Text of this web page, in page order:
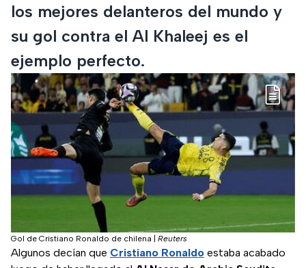
los mejores delanteros del mundo y
su gol contra el Al Khaleej es el
ejemplo perfecto.
Gol de Cristiano Ronaldo de chilena Reuters
Algunos decían que Cristiano Ronaldo estaba acabado